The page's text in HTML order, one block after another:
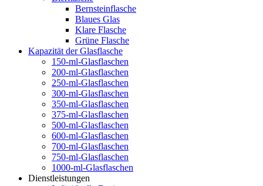
Bernsteinflasche
Blaues Glas
Klare Flasche
Grüne Flasche
Kapazität der Glasflasche
150-ml-Glasflaschen
200-ml-Glasflaschen
250-ml-Glasflaschen
300-ml-Glasflaschen
350-ml-Glasflaschen
375-ml-Glasflaschen
500-ml-Glasflaschen
600-ml-Glasflaschen
700-ml-Glasflaschen
750-ml-Glasflaschen
1000-ml-Glasflaschen
Dienstleistungen